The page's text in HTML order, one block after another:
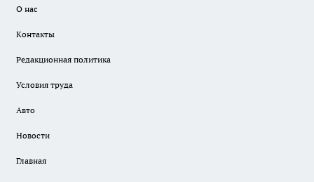
О нас
Контакты
Редакционная политика
Условия труда
Авто
Новости
Главная